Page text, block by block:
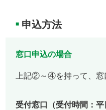
■ 申込方法
窓口申込の場合
上記②～④を持って、窓
受付窓口 （受付時間：